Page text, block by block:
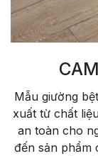
Mẫu giường
xuất từ chất
an toàn cho
đến sản phẩm